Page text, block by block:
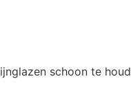
schoon te